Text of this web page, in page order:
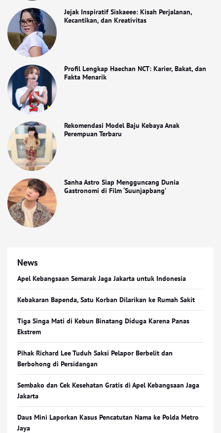
Jejak Inspiratif Siskaeee: Kisah Perjalanan,
Kecantikan, dan Kreativitas
Profil Lengkap Haechan NCT: Karier, Bakat, dan
Fakta Menarik
Rekomendasi Model Baju Kebaya Anak
Perempuan Terbaru
Sanha Astro Siap Mengguncang Dunia
Gastronomi di Film ‘Suunjapbang’
News
Apel Kebangsaan Semarak Jaga Jakarta untuk Indonesia
Kebakaran Bapenda, Satu Korban Dilarikan ke Rumah Sakit
Tiga Singa Mati di Kebun Binatang Diduga Karena Panas
Ekstrem
Pihak Richard Lee Tuduh Saksi Pelapor Berbelit dan
Berbohong di Persidangan
Sembako dan Cek Kesehatan Gratis di Apel Kebangsaan Jaga
Jakarta
Daus Mini Laporkan Kasus Pencatutan Nama ke Polda Metro
Jaya